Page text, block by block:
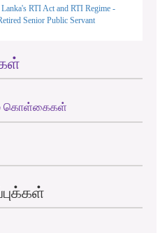
RTI Act and RTI Regime -
Senior Public Servant
கொள்கைகள்